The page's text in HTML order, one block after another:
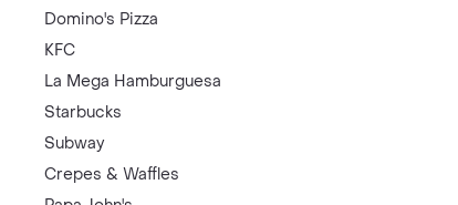
Domino's Pizza
KFC
La Mega Hamburguesa
Starbucks
Subway
Crepes & Waffles